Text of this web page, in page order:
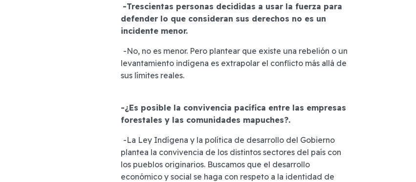
-Trescientas personas decididas a usar la fuerza para
defender lo que consideran sus derechos no es un
incidente menor.
-No, no es menor. Pero plantear que existe una rebelión o un
levantamiento indígena es extrapolar el conflicto más allá de
sus límites reales.
-¿Es posible la convivencia pacífica entre las empresas
forestales y las comunidades mapuches?.
-La Ley Indígena y la política de desarrollo del Gobierno
plantea la convivencia de los distintos sectores del país con
los pueblos originarios. Buscamos que el desarrollo
económico y social se haga con respeto a la identidad de